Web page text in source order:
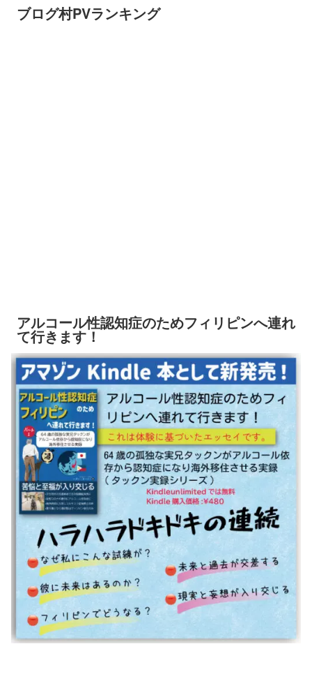
ブログ村PVランキング
アルコール性認知症のためフィリピンへ連れ
て行きます！